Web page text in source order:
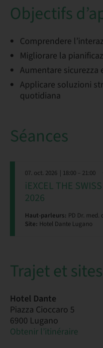
Objectifs
Comprendere
Migliorare la
Aumentare
Applicare soluzioni
quotidiana
Séances
07. oct. 2026 | 18:00 – 21:00
iEXCEL THE
2026
Haut-parleurs: PD Dr. med.
Site: Hotel Dante Lugano
Trajet et sites
Hotel Dante
Piazza Cioccaro 5
6900 Lugano
Obtenir l’itinéraire